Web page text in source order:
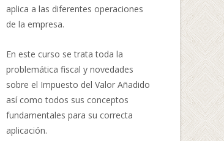
aplica a las diferentes operaciones
de la empresa.
En este curso se trata toda la
problemática fiscal y novedades
sobre el Impuesto del Valor Añadido
así como todos sus conceptos
fundamentales para su correcta
aplicación.